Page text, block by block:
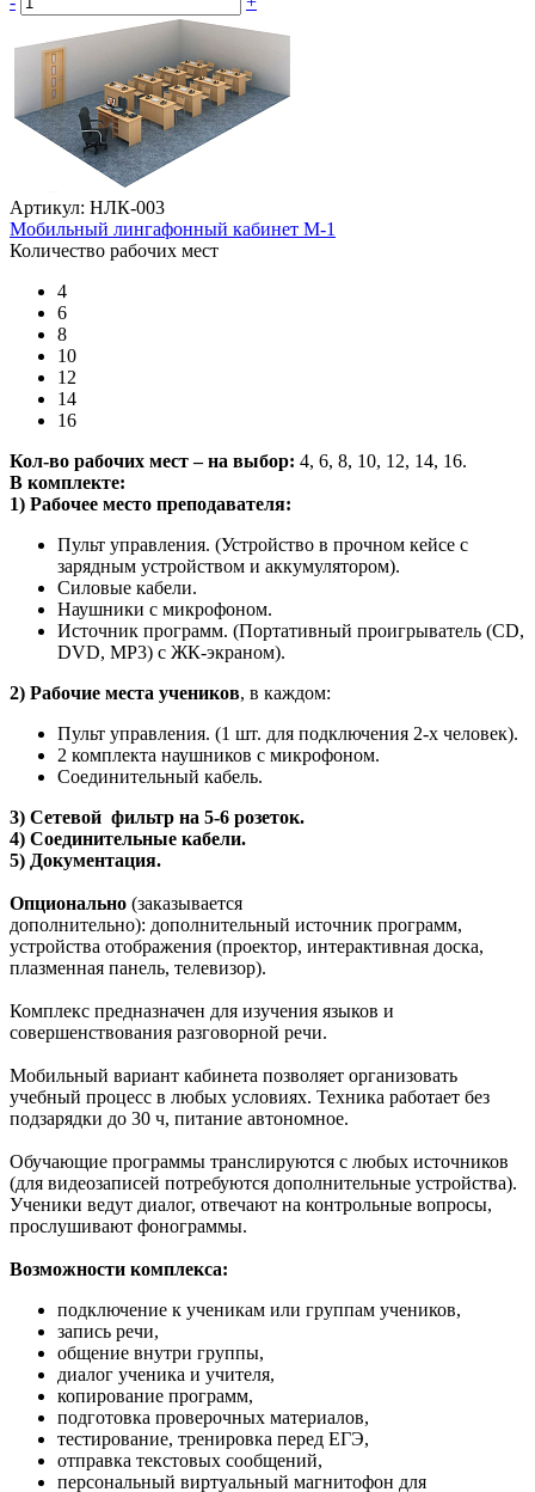
Артикул: НЛК-003
Мобильный лингафонный кабинет М-1
Количество рабочих мест
4
6
8
10
12
14
16
Кол-во рабочих мест – на выбор: 4, 6, 8, 10, 12, 14, 16.
В комплекте:
1) Рабочее место преподавателя:
Пульт управления. (Устройство в прочном кейсе с
зарядным устройством и аккумулятором).
Силовые кабели.
Наушники с микрофоном.
Источник программ. (Портативный проигрыватель (CD,
DVD, MP3) с ЖК-экраном).
2) Рабочие места учеников, в каждом:
Пульт управления. (1 шт. для подключения 2-х человек).
2 комплекта наушников с микрофоном.
Соединительный кабель.
3) Сетевой фильтр на 5-6 розеток.
4) Соединительные кабели.
5) Документация.
Опционально (заказывается
дополнительно): дополнительный источник программ,
устройства отображения (проектор, интерактивная доска,
плазменная панель, телевизор).
Комплекс предназначен для изучения языков и
совершенствования разговорной речи.
Мобильный вариант кабинета позволяет организовать
учебный процесс в любых условиях. Техника работает без
подзарядки до 30 ч, питание автономное.
Обучающие программы транслируются с любых источников
(для видеозаписей потребуются дополнительные устройства).
Ученики ведут диалог, отвечают на контрольные вопросы,
прослушивают фонограммы.
Возможности комплекса:
подключение к ученикам или группам учеников,
запись речи,
общение внутри группы,
диалог ученика и учителя,
копирование программ,
подготовка проверочных материалов,
тестирование, тренировка перед ЕГЭ,
отправка текстовых сообщений,
персональный виртуальный магнитофон для